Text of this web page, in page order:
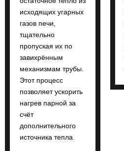
исходящих угарных
газов печи,
тщательно
пропуская их по
завихрённым
механизмам трубы.
Этот процесс
позволяет ускорить
нагрев парной за
счёт
дополнительного
источника тепла.